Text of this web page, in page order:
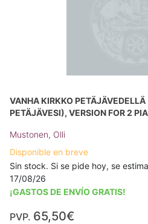
VANHA KIRKKO
PETÄJÄVESI), VERSION FOR 2
Mustonen, Olli
Disponible en breve
Sin stock. Si se pide hoy, se
17/08/26
¡GASTOS DE ENVÍO GRATIS!
PVP. 65,50€